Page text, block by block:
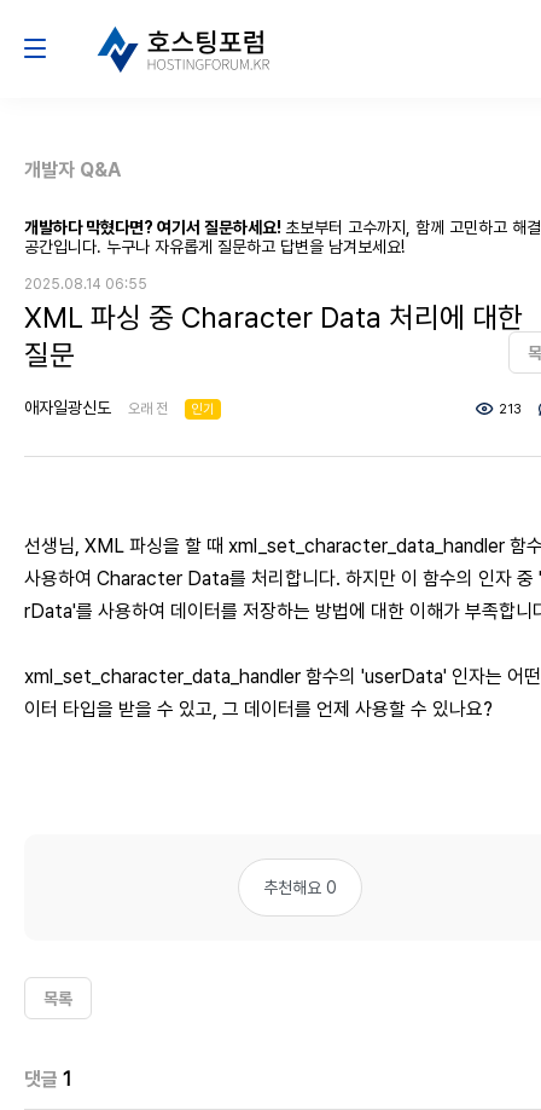
개발자 Q&A
개발하다 막혔다면? 여기서 질문하세요! 초보부터 고수까지, 함께 고민하고 해
공간입니다. 누구나 자유롭게 질문하고 답변을 남겨보세요!
2025.08.14 06:55
XML 파싱 중 Character Data 처리에 대한
질문
애자일광신도 오래 전 인기 213
선생님, XML 파싱을 할 때 xml_set_character_data_handler 함
사용하여 Character Data를 처리합니다. 하지만 이 함수의 인자 중
rData'를 사용하여 데이터를 저장하는 방법에 대한 이해가 부족합니
xml_set_character_data_handler 함수의 'userData' 인자는 어
이터 타입을 받을 수 있고, 그 데이터를 언제 사용할 수 있나요?
추천해요 0
목록
댓글 1